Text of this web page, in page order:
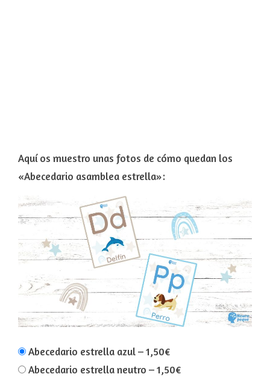
Aquí os muestro unas fotos de cómo quedan los
«Abecedario asamblea estrella»:
Abecedario estrella azul–1,50€
Abecedario estrella neutro –1,50€